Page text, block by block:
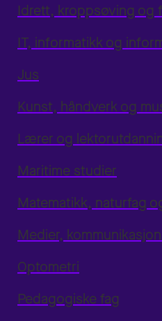
Idrett, kroppsøving og
IT, informatikk og
Jus
Kunst, håndverk og
Lærer og
Maritime studier
Matematikk, naturfag
Medier,
Optometri
Pedagogiske fag